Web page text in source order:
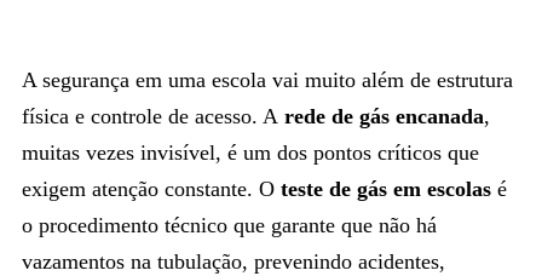
A segurança em uma escola vai muito além de estrutura
física e controle de acesso. A rede de gás encanada,
muitas vezes invisível, é um dos pontos críticos que
exigem atenção constante. O teste de gás em escolas é
o procedimento técnico que garante que não há
vazamentos na tubulação, prevenindo acidentes,